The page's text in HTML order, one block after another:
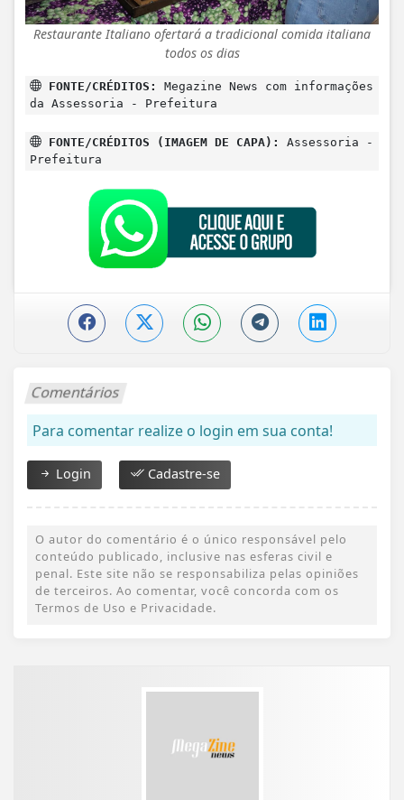
Restaurante Italiano ofertará a tradicional comida italiana
todos os dias
FONTE/CRÉDITOS:
Megazine News com informações
da Assessoria - Prefeitura
FONTE/CRÉDITOS (IMAGEM DE CAPA):
Assessoria -
Prefeitura
Comentários
Para comentar realize o login em sua conta!
Login Cadastre-se
O autor do comentário é o único responsável pelo
conteúdo publicado, inclusive nas esferas civil e
penal. Este site não se responsabiliza pelas opiniões
de terceiros. Ao comentar, você concorda com os
Termos de Uso e Privacidade.